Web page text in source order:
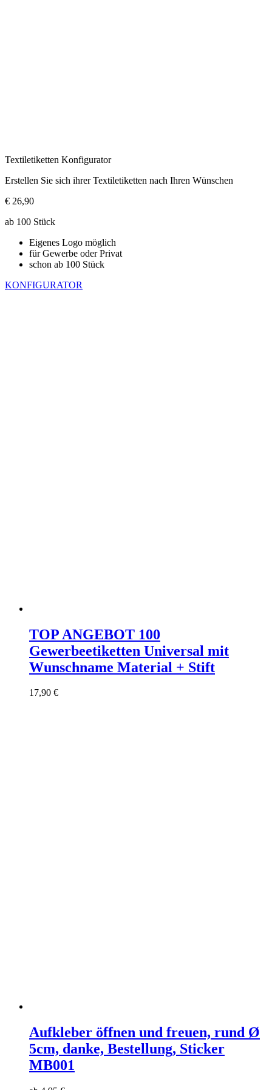
Textiletiketten Konfigurator
Erstellen Sie sich ihrer Textiletiketten nach Ihren Wünschen
€ 26,90
ab 100 Stück
Eigenes Logo möglich
für Gewerbe oder Privat
schon ab 100 Stück
KONFIGURATOR
TOP ANGEBOT 100
Gewerbeetiketten Universal mit
Wunschname Material + Stift
17,90 €
Aufkleber öffnen und freuen, rund Ø
5cm, danke, Bestellung, Sticker
MB001